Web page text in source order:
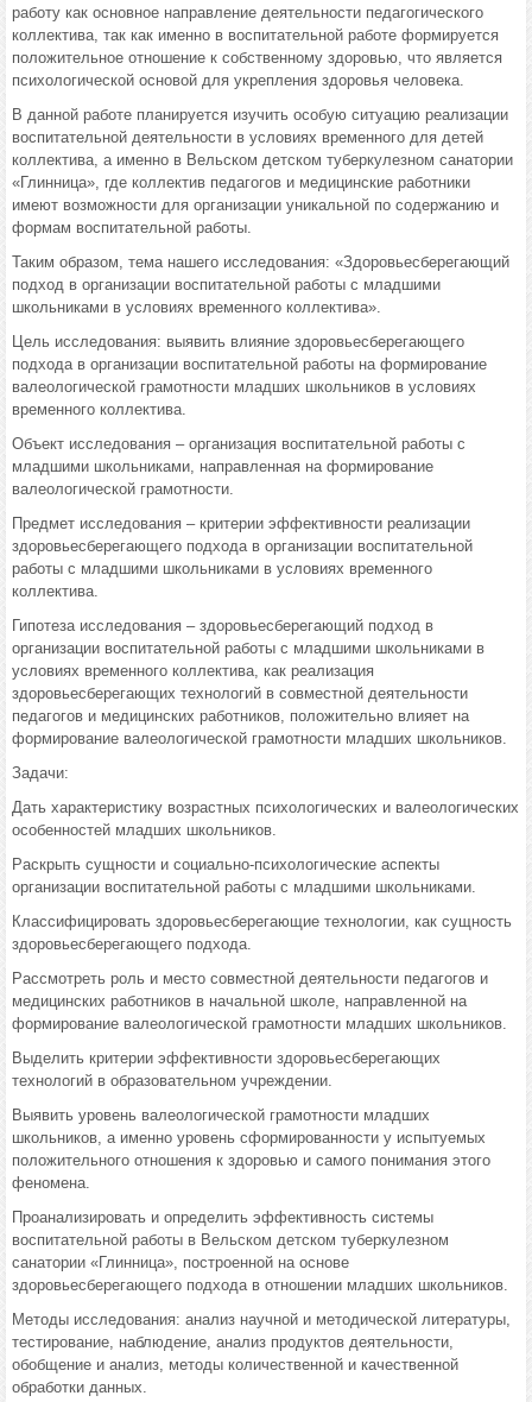
работу как основное направление деятельности педагогического
коллектива, так как именно в воспитательной работе формируется
положительное отношение к собственному здоровью, что является
психологической основой для укрепления здоровья человека.
В данной работе планируется изучить особую ситуацию реализации
воспитательной деятельности в условиях временного для детей
коллектива, а именно в Вельском детском туберкулезном санатории
«Глинница», где коллектив педагогов и медицинские работники
имеют возможности для организации уникальной по содержанию и
формам воспитательной работы.
Таким образом, тема нашего исследования: «Здоровьесберегающий
подход в организации воспитательной работы с младшими
школьниками в условиях временного коллектива».
Цель исследования: выявить влияние здоровьесберегающего
подхода в организации воспитательной работы на формирование
валеологической грамотности младших школьников в условиях
временного коллектива.
Объект исследования – организация воспитательной работы с
младшими школьниками, направленная на формирование
валеологической грамотности.
Предмет исследования – критерии эффективности реализации
здоровьесберегающего подхода в организации воспитательной
работы с младшими школьниками в условиях временного
коллектива.
Гипотеза исследования – здоровьесберегающий подход в
организации воспитательной работы с младшими школьниками в
условиях временного коллектива, как реализация
здоровьесберегающих технологий в совместной деятельности
педагогов и медицинских работников, положительно влияет на
формирование валеологической грамотности младших школьников.
Задачи:
Дать характеристику возрастных психологических и валеологических
особенностей младших школьников.
Раскрыть сущности и социально-психологические аспекты
организации воспитательной работы с младшими школьниками.
Классифицировать здоровьесберегающие технологии, как сущность
здоровьесберегающего подхода.
Рассмотреть роль и место совместной деятельности педагогов и
медицинских работников в начальной школе, направленной на
формирование валеологической грамотности младших школьников.
Выделить критерии эффективности здоровьесберегающих
технологий в образовательном учреждении.
Выявить уровень валеологической грамотности младших
школьников, а именно уровень сформированности у испытуемых
положительного отношения к здоровью и самого понимания этого
феномена.
Проанализировать и определить эффективность системы
воспитательной работы в Вельском детском туберкулезном
санатории «Глинница», построенной на основе
здоровьесберегающего подхода в отношении младших школьников.
Методы исследования: анализ научной и методической литературы,
тестирование, наблюдение, анализ продуктов деятельности,
обобщение и анализ, методы количественной и качественной
обработки данных.